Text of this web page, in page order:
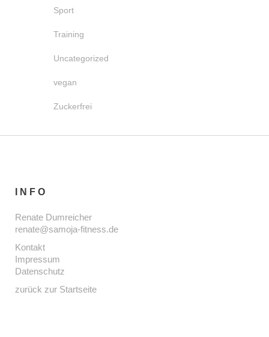
Sport
Training
Uncategorized
vegan
Zuckerfrei
INFO
Renate Dumreicher
renate@samoja-fitness.de
Kontakt
Impressum
Datenschutz
zurück zur Startseite